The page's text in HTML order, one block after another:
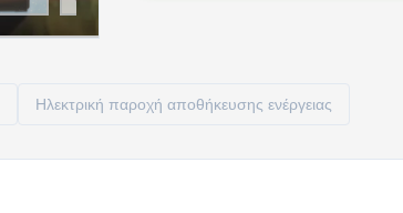
Ηλεκτρική παροχή αποθήκευσης ενέργειας